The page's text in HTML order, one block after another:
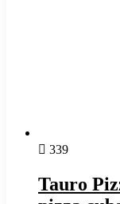
339
Tauro